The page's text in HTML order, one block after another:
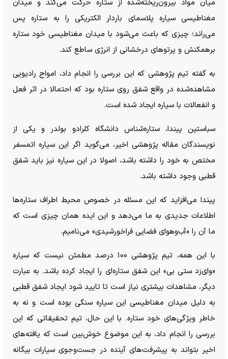
میان مواد بیرون‌ریخته‌شده از ستاره حرکت می‌کند و میدان
مغناطیسی سیاره پلاسمای باردار الکتریکی را به ستاره پس
می‌راند؛ چیزی که باعث می‌شود با میدان مغناطیسی خود ستاره
برهمکنش و پرتو‌های درخشانی از انرژی ساطع کند.
به گفته تیم پژوهشی که این بررسی را انجام داد، امواج رادیویی
مشاهده‌شده در واقع شفق روی ستاره بود که احتمالا در اثر فعل
و انفعالات با سیاره ایجاد شده است.
سباستین پیندا، ستاره‌شناس دانشگاه کلرادو بولدر و یکی از
نویسندگان مقاله پژوهشی اخیر، می‌گوید اگر این سیاره اتمسفر
مختص به خود را داشته باشد، اصولا در این سیاره نیز باید شفق
قطبی وجود داشته باشد.
پیندا می‌افزاید که این مسئله در خصوص محیط اطراف ستاره‌ها
اطلاعات جدیدی به ما می‌دهد و این ایده همان چیزی است که
ما آن را «آب‌وهوای فضایی فراخورشیدی» می‌نامیم.
با این همه، تیم پژوهشی ۱۰۰ درصد مطمئن نیست که سیاره
«وای‌زد ستی بی» این شفق ستاره‌ای را ایجاد کرده باشد. به عبارت
دیگر، مشاهدات بیشتری نیاز است تا تایید شود ایجاد شفق قطبی
به دلیل میدان مغناطیسی این سیاره سنگی بوده است و نه به
خاطر ویژگی‌های خود ستاره. با این حال، تیم تحقیقاتی که این
بررسی را انجام داد، به این موضوع خوش‌بین است که یافته‌های
اخیر بتواند به پیشرفت‌های آینده در جست‌وجوی سیارات بیگانه